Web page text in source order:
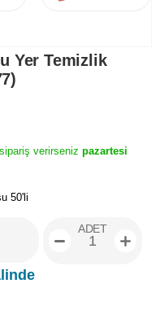
Yer Temizlik
verirseniz pazartesi
50'li
ADET